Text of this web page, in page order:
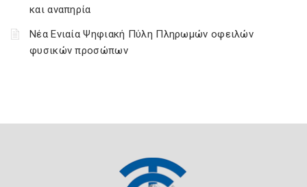
και αναπηρία
Νέα Ενιαία Ψηφιακή Πύλη Πληρωμών οφειλών
φυσικών προσώπων